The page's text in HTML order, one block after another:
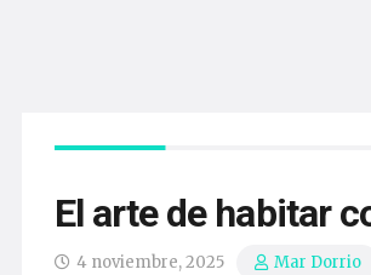
El arte de habitar
4 noviembre, 2025 Mar Dorrio